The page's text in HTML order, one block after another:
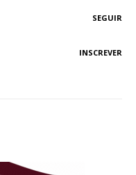
SEGUIR
INSCREVER